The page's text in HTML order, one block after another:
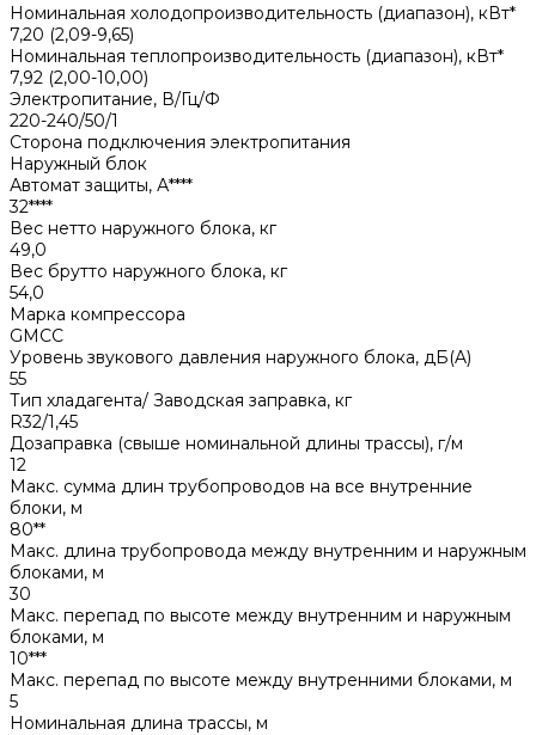
Номинальная холодопроизводительность (диапазон), кВт*
7,20 (2,09-9,65)
Номинальная теплопроизводительность (диапазон), кВт*
7,92 (2,00-10,00)
Электропитание, В/Гц/Ф
220-240/50/1
Сторона подключения электропитания
Наружный блок
Автомат защиты, А****
32****
Вес нетто наружного блока, кг
49,0
Вес брутто наружного блока, кг
54,0
Марка компрессора
GMCC
Уровень звукового давления наружного блока, дБ(A)
55
Тип хладагента/ Заводская заправка, кг
R32/1,45
Дозаправка (свыше номинальной длины трассы), г/м
12
Макс. сумма длин трубопроводов на все внутренние
блоки, м
80**
Макс. длина трубопровода между внутренним и наружным
блоками, м
30
Макс. перепад по высоте между внутренним и наружным
блоками, м
10***
Макс. перепад по высоте между внутренними блоками, м
5
Номинальная длина трассы, м